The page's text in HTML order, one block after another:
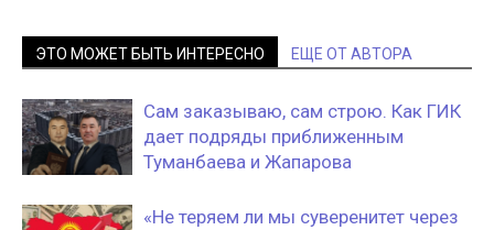
ЭТО МОЖЕТ БЫТЬ ИНТЕРЕСНО ЕЩЕ ОТ АВТОРА
Сам заказываю, сам строю. Как ГИК
дает подряды приближенным
Туманбаева и Жапарова
«Не теряем ли мы суверенитет через